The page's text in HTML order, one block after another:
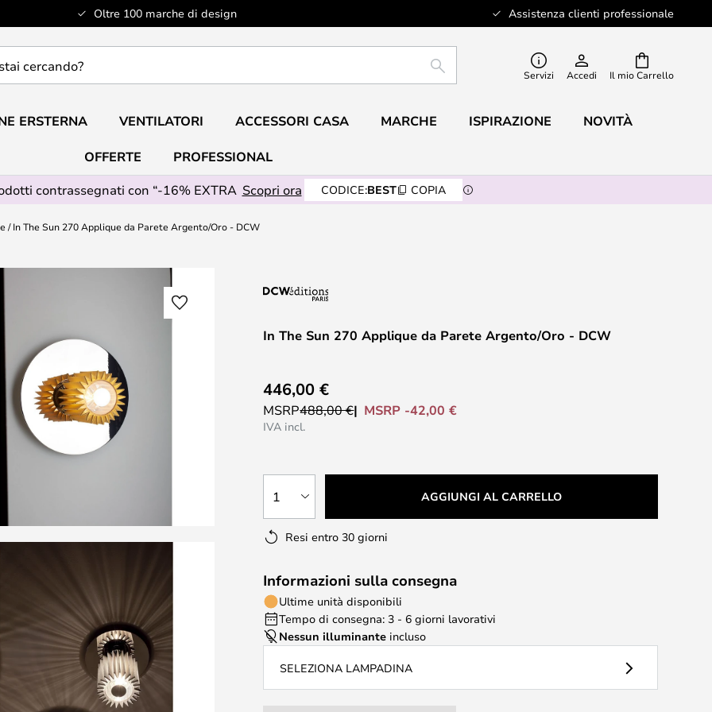
Oltre 100 marche di design Assistenza clienti professionale
Il mio Carrello
RICERCA Servizi Accedi
ERSTERNA VENTILATORI ACCESSORI CASA MARCHE ISPIRAZIONE NOVITÀ
OFFERTE
PROFESSIONAL
contrassegnati con “-16% EXTRA Scopri ora CODICE:BEST COPIA
In The Sun 270 Applique da Parete Argento/Oro - DCW
In The Sun 270 Applique da Parete Argento/Oro - DCW
446,00 €
MSRP488,00 € MSRP -42,00 €
IVA incl.
1 AGGIUNGI AL CARRELLO
Resi entro 30 giorni
Informazioni sulla consegna
Ultime unità disponibili
Tempo di consegna: 3 - 6 giorni lavorativi
Nessun illuminante incluso
SELEZIONA LAMPADINA